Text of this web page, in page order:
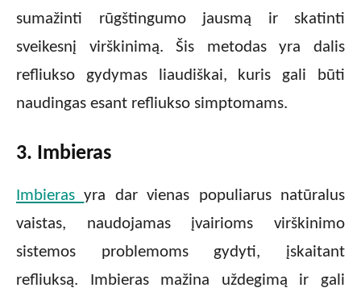
sumažinti rūgštingumo jausmą ir skatinti
sveikesnį virškinimą. Šis metodas yra dalis
refliukso gydymas liaudiškai, kuris gali būti
naudingas esant refliukso simptomams.
3. Imbieras
Imbierasyra dar vienas populiarus natūralus
vaistas, naudojamas įvairioms virškinimo
sistemos problemoms gydyti, įskaitant
refliuksą. Imbieras mažina uždegimą ir gali